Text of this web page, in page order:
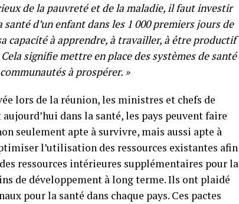
de la pauvreté et de la maladie, il faut investir
d’un enfant dans les 1 000 premiers jours de
capacité à apprendre, à travailler, à être productif
signifie mettre en place des systèmes de santé
à prospérer. »
lors de la réunion, les ministres et chefs de
dans la santé, les pays peuvent faire
seulement apte à survivre, mais aussi apte à
l’utilisation des ressources existantes afin
ressources intérieures supplémentaires pour la
de développement à long terme. Ils ont plaidé
pour la santé dans chaque pays. Ces pactes